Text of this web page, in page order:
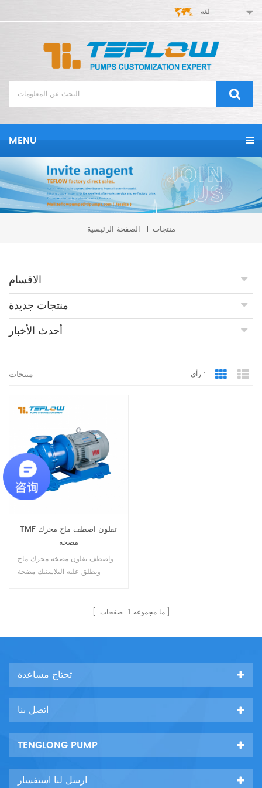
لغة
MENU
الصفحة الرئيسية منتجات
الاقسام
منتجات جديدة
أحدث الأخبار
منتجات رأي : Grid View
TMF تفلون اصطف ماج محرك
مضخة
واصطف تفلون مضخة محرك ماج
ويطلق عليه البلاستيك مضخة
محرك المغناطيسي البلاستيك
مقاومة للتآكل المغناطيسي
ما مجموعه 1 صفحات
تحتاج مساعدة
اتصل بنا
TENGLONG PUMP
ارسل لنا استفسار